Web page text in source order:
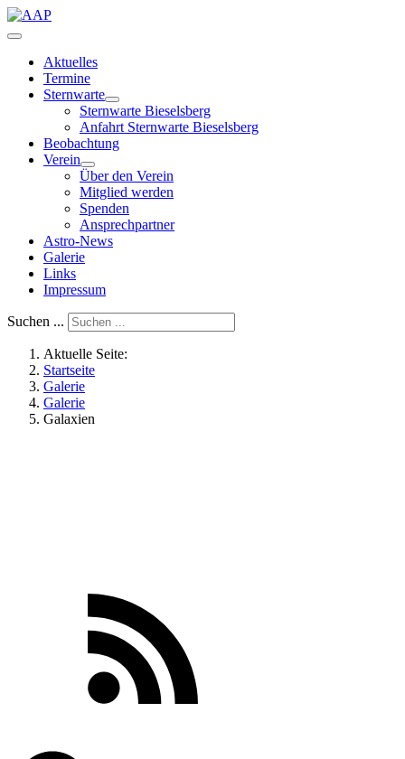
Aktuelles
Termine
Sternwarte
Sternwarte Bieselsberg
Anfahrt Sternwarte Bieselsberg
Beobachtung
Verein
Über den Verein
Mitglied werden
Spenden
Ansprechpartner
Astro-News
Galerie
Links
Impressum
Suchen ...
Aktuelle Seite:
Startseite
Galerie
Galerie
Galaxien